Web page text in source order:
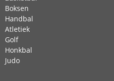
Boksen
Handbal
Atletiek
Golf
Honkbal
Judo